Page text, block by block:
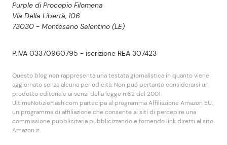
Purple di Procopio Filomena
Via Della Libertà, 106
73030 - Montesano Salentino (LE)
P.IVA 03370960795 - iscrizione REA 307423
Questo blog non rappresenta una testata giornalistica in quanto viene
aggiornato senza alcuna periodicità. Non puó pertanto considerarsi un
prodotto editoriale ai sensi della legge n.62 del 2001.
UltimeNotizieFlash.com partecipa al programma Affiliazione Amazon EU,
un programma di affiliazione che consente ai siti di percepire una
commissione pubblicitaria pubblicizzando e fornendo link diretti al sito
Amazon.it.